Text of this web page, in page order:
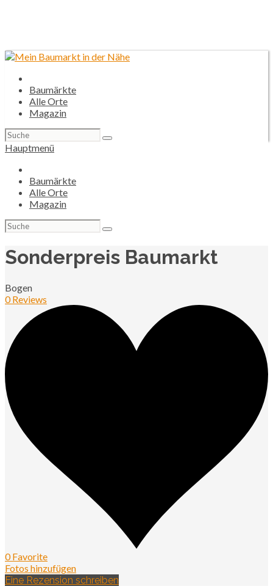
Baumärkte
Alle Orte
Magazin
Suchen
nach:
Hauptmenü
Baumärkte
Alle Orte
Magazin
Suchen
nach:
Sonderpreis Baumarkt
Bogen
0 Reviews
0 Favorite
Fotos hinzufügen
Eine Rezension schreiben